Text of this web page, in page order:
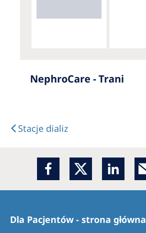
NephroCare - Trani
Stacje dializ
Dla Pacjentów - strona główna